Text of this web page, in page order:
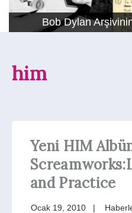
Bob Dylan
him
Yeni HIM
and Practice
Ocak 19, 2010